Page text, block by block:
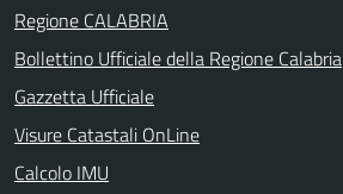
Regione CALABRIA
Bollettino Ufficiale della Regione Calabria
Gazzetta Ufficiale
Visure Catastali OnLine
Calcolo IMU